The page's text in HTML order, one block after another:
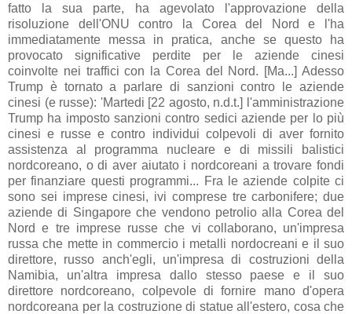
fatto la sua parte, ha agevolato l'approvazione della
risoluzione dell'ONU contro la Corea del Nord e l'ha
immediatamente messa in pratica, anche se questo ha
provocato significative perdite per le aziende cinesi
coinvolte nei traffici con la Corea del Nord. [Ma...] Adesso
Trump è tornato a parlare di sanzioni contro le aziende
cinesi (e russe): 'Martedi [22 agosto, n.d.t.] l'amministrazione
Trump ha imposto sanzioni contro sedici aziende per lo più
cinesi e russe e contro individui colpevoli di aver fornito
assistenza al programma nucleare e di missili balistici
nordcoreano, o di aver aiutato i nordcoreani a trovare fondi
per finanziare questi programmi... Fra le aziende colpite ci
sono sei imprese cinesi, ivi comprese tre carbonifere; due
aziende di Singapore che vendono petrolio alla Corea del
Nord e tre imprese russe che vi collaborano, un'impresa
russa che mette in commercio i metalli nordocreani e il suo
direttore, russo anch'egli, un'impresa di costruzioni della
Namibia, un'altra impresa dallo stesso paese e il suo
direttore nordcoreano, colpevole di fornire mano d'opera
nordcoreana per la costruzione di statue all'estero, cosa che